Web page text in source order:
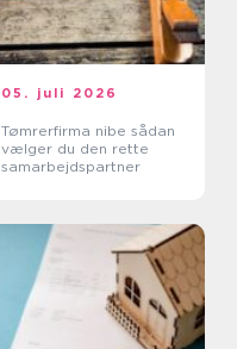
05. juli 2026
Tømrerfirma nibe sådan
vælger du den rette
samarbejdspartner